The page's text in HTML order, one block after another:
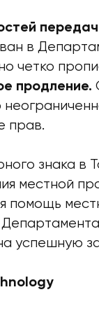
в
четко
продление.
прав.
знака в
местной
помощь
успешную